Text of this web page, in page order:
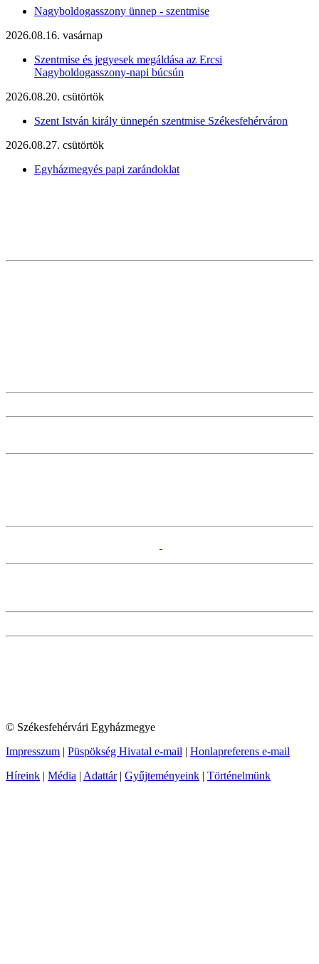
Nagyboldogasszony ünnep - szentmise
2026.08.16. vasárnap
Szentmise és jegyesek megáldása az Ercsi
Nagyboldogasszony-napi búcsún
2026.08.20. csütörtök
Szent István király ünnepén szentmise Székesfehérváron
2026.08.27. csütörtök
Egyházmegyés papi zarándoklat
© Székesfehérvári Egyházmegye
Impresszum | Püspökség Hivatal e-mail | Honlapreferens e-mail
Híreink | Média | Adattár| Gyűjteményeink | Történelmünk